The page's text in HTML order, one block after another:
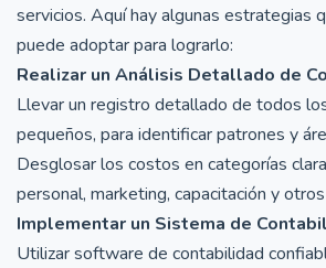
servicios. Aquí hay algunas estrategias
puede adoptar para lograrlo:
Realizar un Análisis Detallado de
Llevar un registro detallado de todos
pequeños, para identificar patrones y
Desglosar los costos en categorías
personal, marketing, capacitación y
Implementar un Sistema de
Utilizar software de contabilidad